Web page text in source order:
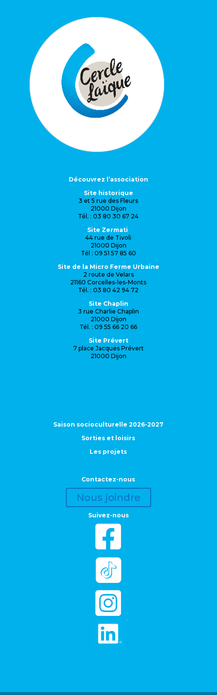
Découvrez l’association
Site historique
3 et 5 rue des Fleurs
21000 Dijon
Tél. : 03 80 30 67 24
Site Zermati
44 rue de Tivoli
21000 Dijon
Tél : 09 51 57 85 60
Site de la Micro Ferme Urbaine
2 route de Velars
21160 Corcelles-les-Monts
Tél. : 03 80 42 94 72
Site Chaplin
3 rue Charlie Chaplin
21000 Dijon
Tél. : 09 55 66 20 66
Site Prévert
7 place Jacques Prévert
21000 Dijon
Saison socioculturelle 2026-2027
Sorties et loisirs
Les projets
Contactez-nous
Nous joindre
Suivez-nous